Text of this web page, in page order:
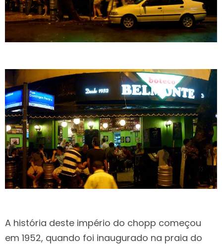
A história deste império do chopp começou
em 1952, quando foi inaugurado na praia do